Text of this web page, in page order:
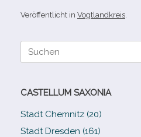
Veröffentlicht in Vogtlandkreis
Suche
CASTELLUM SAXONIA
Stadt Chemnitz (20)
Stadt Dresden (161)